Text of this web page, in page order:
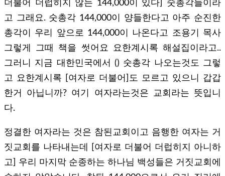
더불어 더럽히지 않는 144,000이 있다] 숫총각들이라
고 그래요. 숫총각 144,000이 양들한다고 아주 순진한
총각이 우리 앞으로 144,000이 나온다고 조용기 목사
그렇게 그때 책을 썻어요 요한계시록 해설집이라고..
그러니 지금 대한민국에서 () 숫총각 나오는것도 그렇
고 요한계시록 [여자로 더불어]도 모르고 있으니 갑갑
한거 아닙니까? 여기 여자라는것은 교회라는 뜻입니
다.
정결한 여자라는 것은 참된교회이고 음행한 여자는 거
짓교회를 나타내는데 [여자로 더불어 더럽히지 아니하
고] 우리 마지막 순종하는 하나님 백성들은 거짓교회에